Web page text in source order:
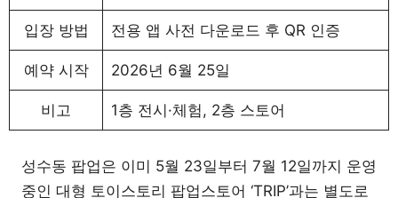
입장 방법 전용 앱 사전 다운로드 후 QR 인증
예약 시작 2026년 6월 25일
비고 1층 전시·체험, 2층 스토어
성수동 팝업은 이미 5월 23일부터 7월 12일까지 운영
중인 대형 토이스토리 팝업스토어 ‘TRIP’과는 별도로